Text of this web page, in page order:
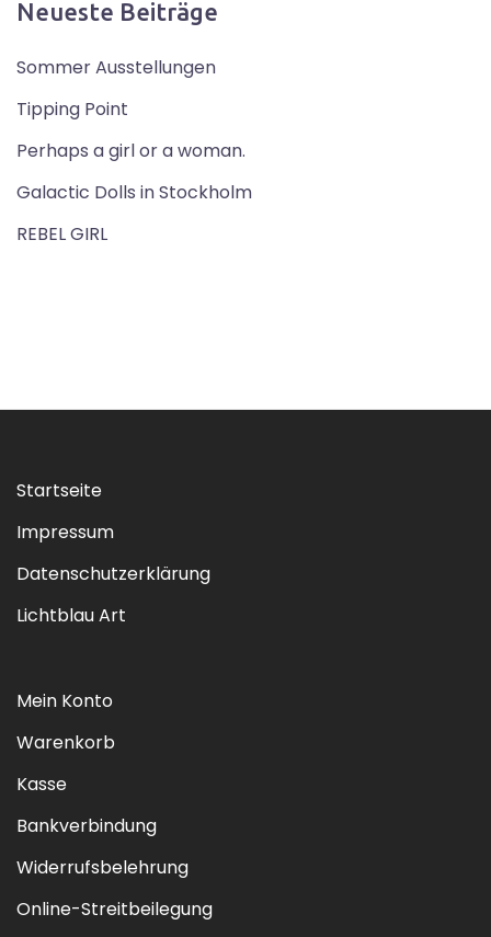
Neueste Beiträge
Sommer Ausstellungen
Tipping Point
Perhaps a girl or a woman.
Galactic Dolls in Stockholm
REBEL GIRL
Startseite
Impressum
Datenschutzerklärung
Lichtblau Art
Mein Konto
Warenkorb
Kasse
Bankverbindung
Widerrufsbelehrung
Online-Streitbeilegung